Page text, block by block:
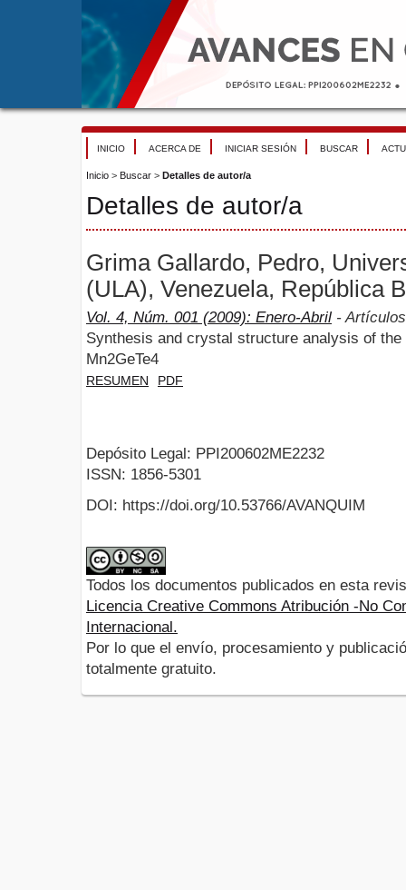
INICIO ACERCA DE INICIAR SESIÓN BUSCAR
Inicio > Buscar > Detalles de autor/a
Detalles de autor/a
Grima Gallardo, Pedro,
(ULA), Venezuela, República
Vol. 4, Núm. 001 (2009): Enero-Abril -
Synthesis and crystal structure analysis of
Mn2GeTe4
RESUMEN PDF
Depósito Legal: PPI200602ME2232
ISSN: 1856-5301
DOI: https://doi.org/10.53766/AVANQUIM
Todos los documentos publicados en esta
Licencia Creative Commons Atribución -No
Internacional.
Por lo que el envío, procesamiento y
totalmente gratuito.